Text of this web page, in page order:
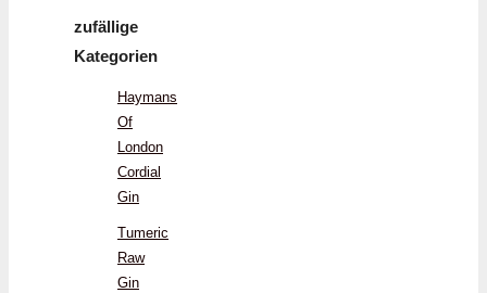
zufällige
Kategorien
Haymans
Of
London
Cordial
Gin
Tumeric
Raw
Gin